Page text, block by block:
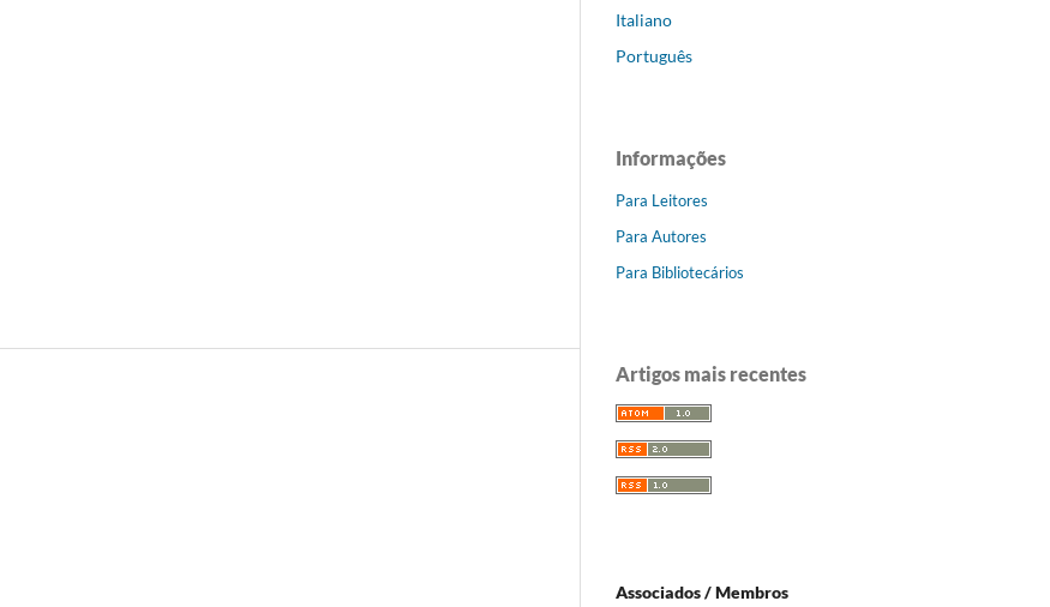
Italiano
Português
Informações
Para Leitores
Para Autores
Para Bibliotecários
Artigos mais recentes
Associados / Membros